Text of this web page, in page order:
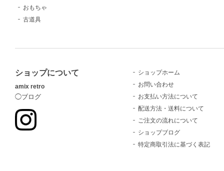
おもちゃ
古道具
ショップについて
amix retro
◯ブログ
ショップホーム
お問い合わせ
お支払い方法について
配送方法・送料について
ご注文の流れについて
ショップブログ
特定商取引法に基づく表記